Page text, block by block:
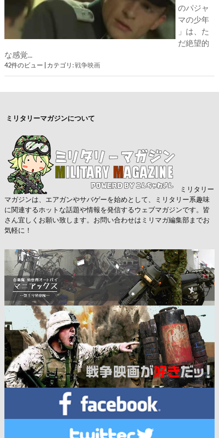
のパジャ
マの少年
」は、た
だ絶望的
な感覚...
42件のビュー カテゴリ:戦争映画
ミリタリーマガジンについて
ミリタリー
マガジンは、エアガンやサバゲーを始めとして、ミリタリー系趣味
に関連するホットな話題や情報を発信するウェブマガジンです。皆
さん宜しくお願い致します。お問い合わせはミリマガ編集部までお
気軽に！